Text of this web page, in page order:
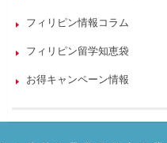
フィリピン情報コラム
フィリピン留学知恵袋
お得キャンペーン情報